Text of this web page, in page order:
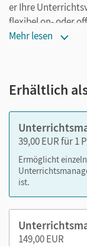
er Ihre
flexibel on- oder
Lösungen
editierbare
editierbare
zu den
oder über die
Mehr lesen
Erhältlich
39,00 EUR für 1
Ermöglicht
ist.
149,00 EUR